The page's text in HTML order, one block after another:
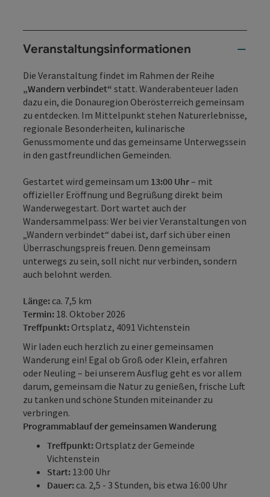
Veranstaltungsinformationen
Die Veranstaltung findet im Rahmen der Reihe
„Wandern verbindet“ statt. Wanderabenteuer laden
dazu ein, die Donauregion Oberösterreich gemeinsam
zu entdecken. Im Mittelpunkt stehen Naturerlebnisse,
regionale Besonderheiten, kulinarische
Genussmomente und das gemeinsame Unterwegssein
in den gastfreundlichen Gemeinden.
Gestartet wird gemeinsam um 13:00 Uhr– mit
offizieller Eröffnung und Begrüßung direkt beim
Wanderwegestart. Dort wartet auch der
Wandersammelpass: Wer bei vier Veranstaltungen von
„Wandern verbindet“ dabei ist, darf sich über einen
Überraschungspreis freuen. Denn gemeinsam
unterwegs zu sein, soll nicht nur verbinden, sondern
auch belohnt werden.
Länge: ca. 7,5 km
Termin: 18. Oktober 2026
Treffpunkt:Ortsplatz, 4091 Vichtenstein
Wir laden euch herzlich zu einer gemeinsamen
Wanderung ein! Egal ob Groß oder Klein, erfahren
oder Neuling – bei unserem Ausflug geht es vor allem
darum, gemeinsam die Natur zu genießen, frische Luft
zu tanken und schöne Stunden miteinander zu
verbringen.
Programmablauf der gemeinsamen Wanderung
Treffpunkt:Ortsplatz der Gemeinde
Vichtenstein
Start: 13:00 Uhr
Dauer: ca. 2,5 - 3 Stunden, bis etwa 16:00 Uhr